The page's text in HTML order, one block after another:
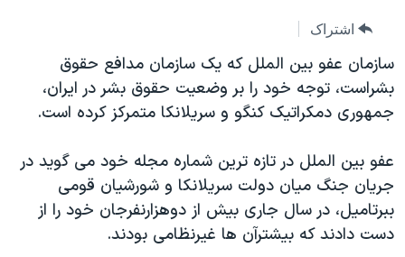
جهش
جستجوویژه برنامه‌ها
ویدیوها
حقوق شهروندی
اقتصادی
۲۵۰سالگی آمریکا
بایگانی برنامه‌های تلویزیونی
انتخابات ریاست جمهوری آمریکا ۲۰۲۴
حمله جمهوری اسلامی به اسرائیل
فرکانس‌های صدای آمریکا
یادگیری زبان انگلیسی
اشتراک
سازمان عفو بين الملل که يک سازمان مدافع حقوق
بشراست، توجه خود را بر وضعيت حقوق بشر در ايران،
جمهوری دمکراتيک کنگو و سريلانکا متمرکز کرده است.
عفو بين الملل در تازه ترين شماره مجله خود می گويد در
جريان جنگ ميان دولت سريلانکا و شورشيان قومی
ببرتاميل، در سال جاری بيش از دوهزارنفرجان خود را از
دست دادند که بيشترآن ها غيرنظامی بودند.